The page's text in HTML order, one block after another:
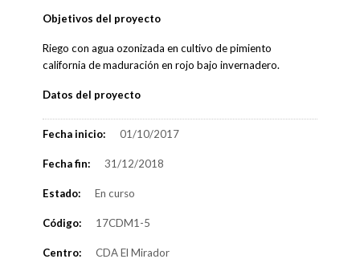
Objetivos del proyecto
Riego con agua ozonizada en cultivo de pimiento
california de maduración en rojo bajo invernadero.
Datos del proyecto
Fecha inicio: 01/10/2017
Fecha fin: 31/12/2018
Estado: En curso
Código: 17CDM1-5
Centro: CDA El Mirador